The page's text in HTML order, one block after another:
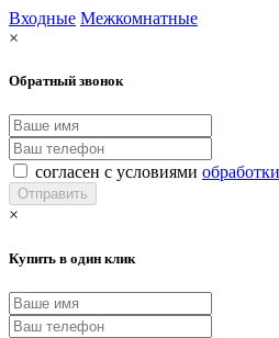
Входные Межкомнатные
×
Обратный звонок
согласен с условиями
×
Купить в один клик